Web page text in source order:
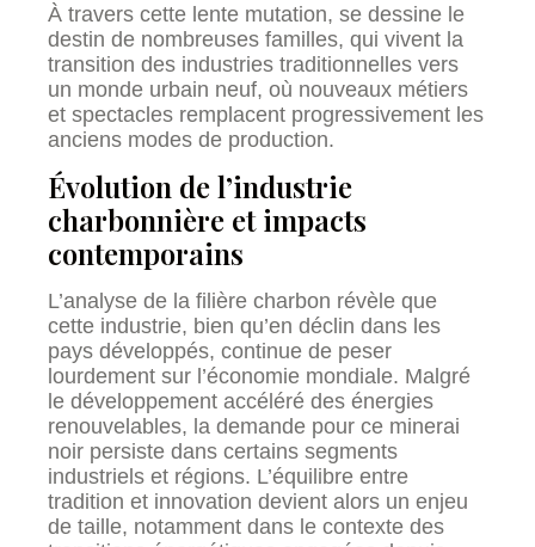
À travers cette lente mutation, se dessine le
destin de nombreuses familles, qui vivent la
transition des industries traditionnelles vers
un monde urbain neuf, où nouveaux métiers
et spectacles remplacent progressivement les
anciens modes de production.
Évolution de l’industrie
charbonnière et impacts
contemporains
L’analyse de la filière charbon révèle que
cette industrie, bien qu’en déclin dans les
pays développés, continue de peser
lourdement sur l’économie mondiale. Malgré
le développement accéléré des énergies
renouvelables, la demande pour ce minerai
noir persiste dans certains segments
industriels et régions. L’équilibre entre
tradition et innovation devient alors un enjeu
de taille, notamment dans le contexte des